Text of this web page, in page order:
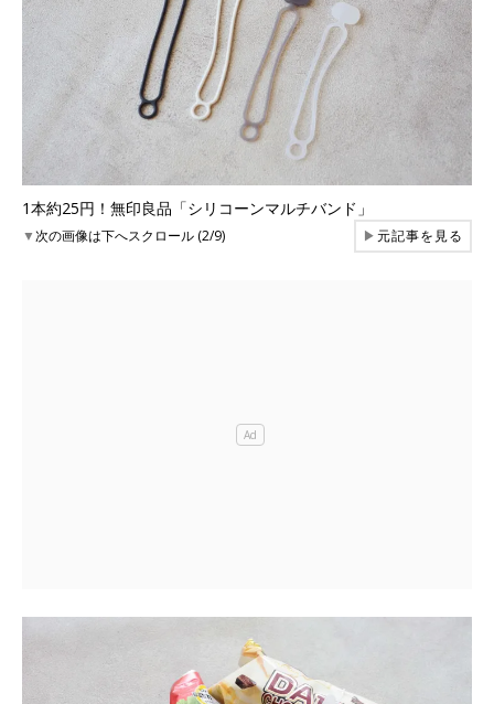
1本約25円！無印良品「シリコーンマルチバンド」
▼次の画像は下へスクロール (2/9) ▶元記事を見る